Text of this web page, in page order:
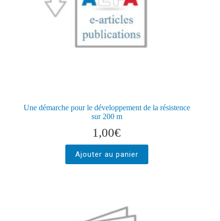
Une démarche pour le développement de la résistence
sur 200 m
1,00€
Ajouter au panier